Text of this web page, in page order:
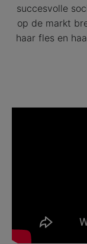
succesvolle
op de markt
haar fles en